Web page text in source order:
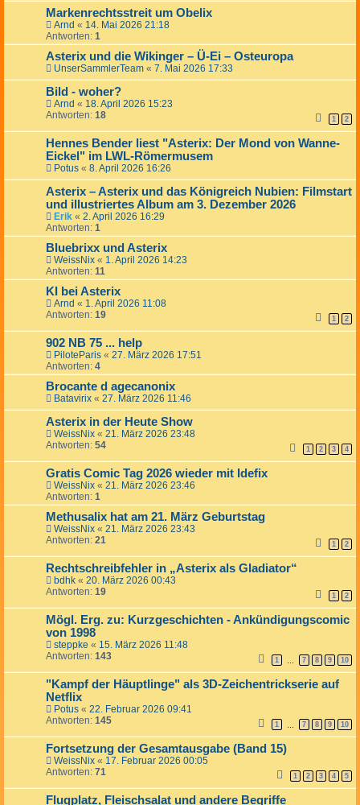
Markenrechtsstreit um Obelix
Arnd « 14. Mai 2026 21:18
Antworten: 1
Asterix und die Wikinger – Ü-Ei – Osteuropa
UnserSammlerTeam « 7. Mai 2026 17:33
Bild - woher?
Arnd « 18. April 2026 15:23
Antworten: 18 1 2
Hennes Bender liest "Asterix: Der Mond von Wanne-
Eickel" im LWL-Römermusem
Potus « 8. April 2026 16:26
Asterix – Asterix und das Königreich Nubien: Filmstart
und illustriertes Album am 3. Dezember 2026
Erik « 2. April 2026 16:29
Antworten: 1
Bluebrixx und Asterix
WeissNix « 1. April 2026 14:23
Antworten: 11
KI bei Asterix
Arnd « 1. April 2026 11:08
Antworten: 19 1 2
902 NB 75 ... help
PiloteParis « 27. März 2026 17:51
Antworten: 4
Brocante d agecanonix
Batavirix « 27. März 2026 11:46
Asterix in der Heute Show
WeissNix « 21. März 2026 23:48
Antworten: 54 1 2 3 4
Gratis Comic Tag 2026 wieder mit Idefix
WeissNix « 21. März 2026 23:46
Antworten: 1
Methusalix hat am 21. März Geburtstag
WeissNix « 21. März 2026 23:43
Antworten: 21 1 2
Rechtschreibfehler in „Asterix als Gladiator“
bdhk « 20. März 2026 00:43
Antworten: 19 1 2
Mögl. Erg. zu: Kurzgeschichten - Ankündigungscomic
von 1998
steppke « 15. März 2026 11:48
Antworten: 143 1 … 7 8 9 10
"Kampf der Häuptlinge" als 3D-Zeichentrickserie auf
Netflix
Potus « 22. Februar 2026 09:41
Antworten: 145 1 … 7 8 9 10
Fortsetzung der Gesamtausgabe (Band 15)
WeissNix « 17. Februar 2026 00:05
Antworten: 71 1 2 3 4 5
Flugplatz, Fleischsalat und andere Begriffe